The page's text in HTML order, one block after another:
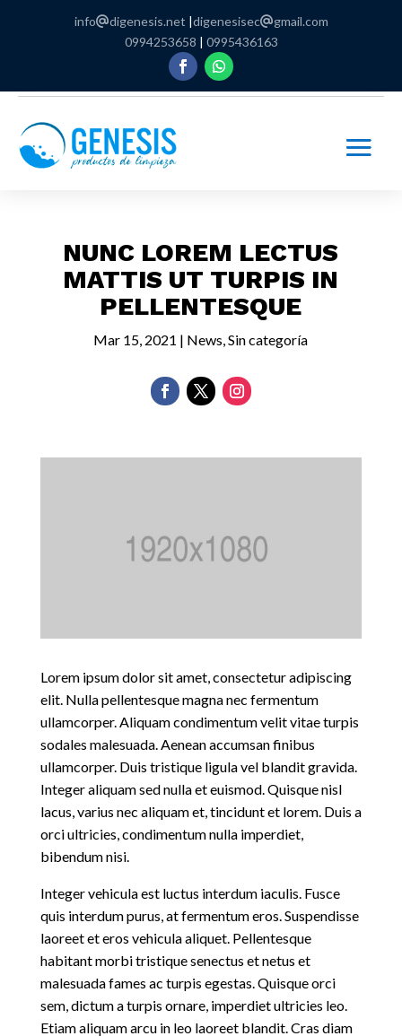
info digenesis.net |digenesisec
gmail.com
0994253658 | 0995436163
NUNC LOREM LECTUS
MATTIS UT TURPIS IN
PELLENTESQUE
Mar 15, 2021 | News,Sin categoría
Lorem ipsum dolor sit amet, consectetur adipiscing
elit. Nulla pellentesque magna nec fermentum
ullamcorper. Aliquam condimentum velit vitae turpis
sodales malesuada. Aenean accumsan finibus
ullamcorper. Duis tristique ligula vel blandit gravida.
Integer aliquam sed nulla et euismod. Quisque nisl
lacus, varius nec aliquam et, tincidunt et lorem. Duis a
orci ultricies, condimentum nulla imperdiet,
bibendum nisi.
Integer vehicula est luctus interdum iaculis. Fusce
quis interdum purus, at fermentum eros. Suspendisse
laoreet et eros vehicula aliquet. Pellentesque
habitant morbi tristique senectus et netus et
malesuada fames ac turpis egestas. Quisque orci
sem, dictum a turpis ornare, imperdiet ultricies leo.
Etiam aliquam arcu in leo laoreet blandit. Cras diam